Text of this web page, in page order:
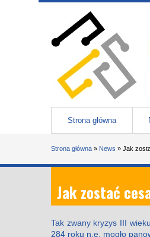
Przejdź do treści
Menu główne
Strona główna
Strona główna » News » Jak
Jak zostać
Tak zwany kryzys III
284 roku n.e. mogło